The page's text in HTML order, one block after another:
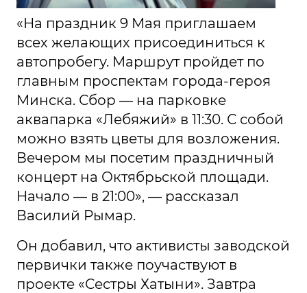
«На праздник 9 Мая приглашаем
всех желающих присоединиться к
автопробегу. Маршрут пройдет по
главным проспектам города-героя
Минска. Сбор — на парковке
аквапарка «Лебяжий» в 11:30. С собой
можно взять цветы для возложения.
Вечером мы посетим праздничный
концерт на Октябрьской площади.
Начало — в 21:00», — рассказал
Василий Рымар.
Он добавил, что активисты заводской
первички также поучаствуют в
проекте «Сестры Хатыни». Завтра